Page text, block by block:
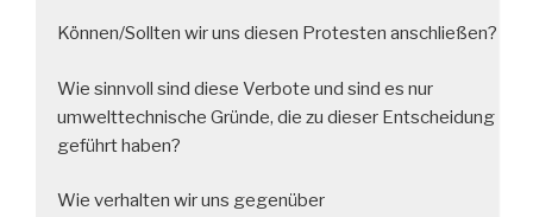
Können/Sollten wir uns diesen Protesten anschließen?
Wie sinnvoll sind diese Verbote und sind es nur
umwelttechnische Gründe, die zu dieser Entscheidung
geführt haben?
Wie verhalten wir uns gegenüber